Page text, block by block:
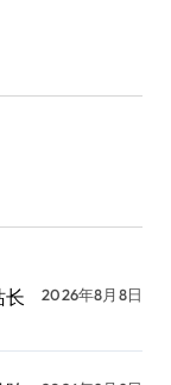
长
2026年8月8日